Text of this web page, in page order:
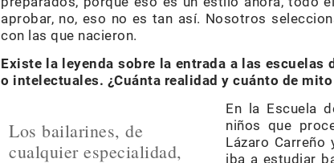
aprobar, no, eso no es tan así. Nosotros
con las que nacieron.
Existe la leyenda sobre la entrada a las
o intelectuales. ¿Cuánta realidad y cuánto de
Los bailarines, de
cualquier especialidad,
En la Escuela
niños que
Lázaro Carreño
iba a estudiar